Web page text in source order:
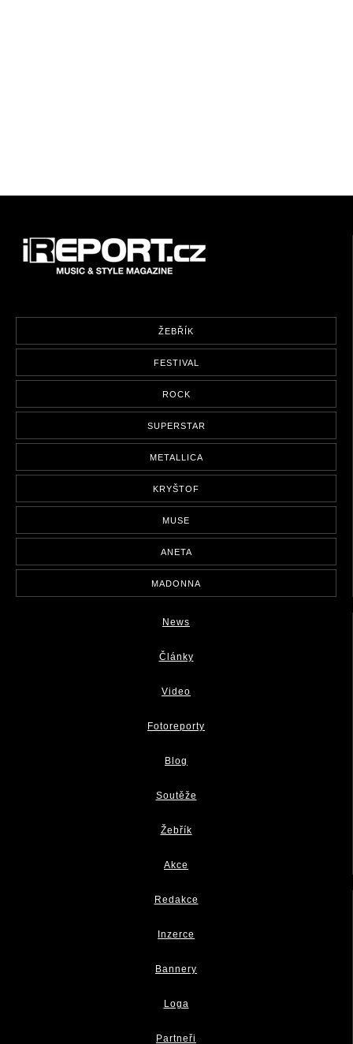
ŽEBŘÍK
FESTIVAL
ROCK
SUPERSTAR
METALLICA
KRYŠTOF
MUSE
ANETA
MADONNA
News
Články
Video
Fotoreporty
Blog
Soutěže
Žebřík
Akce
Redakce
Inzerce
Bannery
Loga
Partneři